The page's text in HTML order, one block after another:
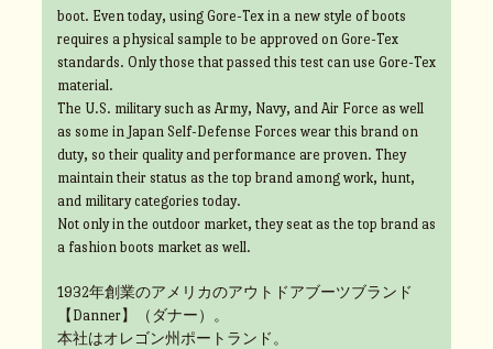
boot. Even today, using Gore-Tex in a new style of boots
requires a physical sample to be approved on Gore-Tex
standards. Only those that passed this test can use Gore-Tex
material.
The U.S. military such as Army, Navy, and Air Force as well
as some in Japan Self-Defense Forces wear this brand on
duty, so their quality and performance are proven. They
maintain their status as the top brand among work, hunt,
and military categories today.
Not only in the outdoor market, they seat as the top brand as
a fashion boots market as well.
1932年創業のアメリカのアウトドアブーツブランド
【Danner】（ダナー）。
本社はオレゴン州ポートランド。